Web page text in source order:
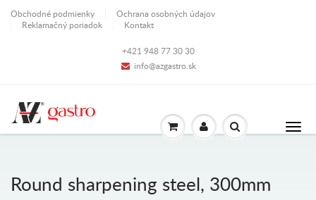
Obchodné podmienky
Ochrana osobných údajov
Reklamačný poriadok
Kontakt
+421 948 77 30 30
info@azgastro.sk
Round sharpening steel, 300mm